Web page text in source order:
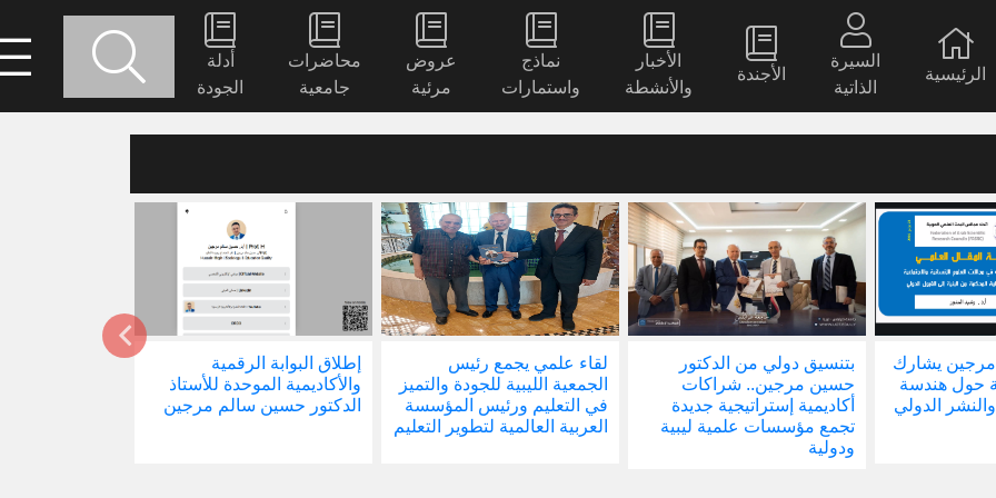
الرئيسية
السيرة
الذاتية
الأجندة
الأخبار
والأنشطة
نماذج
واستمارات
عروض
مرئية
محاضرات
جامعية
أدلة
الجودة
مرجين يشارك
حول هندسة
الدولي
بتنسيق دولي من الدكتور
حسين مرجين.. شراكات
أكاديمية إستراتيجية جديدة
تجمع مؤسسات علمية ليبية
ودولية
لقاء علمي يجمع رئيس
الجمعية الليبية للجودة والتميز
في التعليم ورئيس المؤسسة
العربية العالمية لتطوير التعليم
إطلاق البوابة الرقمية
والأكاديمية الموحدة للأستاذ
الدكتور حسين سالم مرجين